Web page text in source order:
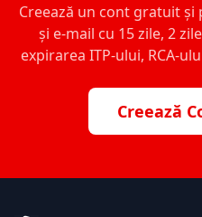
Creează un cont gratuit
și e-mail cu 15 zile, 2
expirarea ITP-ului, RCA-
Creează